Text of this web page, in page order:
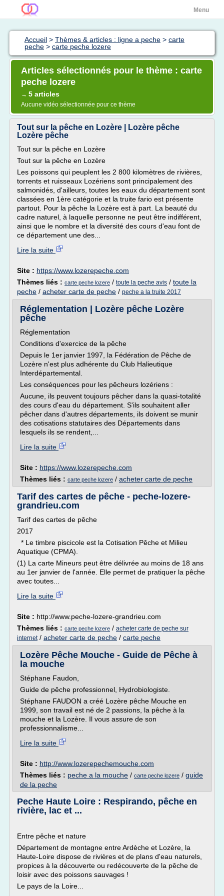
Menu
Accueil > Thèmes & articles : ligne a peche > carte
peche > carte peche lozere
Articles sélectionnés pour le thème : carte
peche lozere
→ 5 articles
Aucune vidéo sélectionnée pour ce thème
Tout sur la pêche en Lozère | Lozère pêche
Lozère pêche
Tout sur la pêche en Lozère
Tout sur la pêche en Lozère
Les poissons qui peuplent les 2 800 kilomètres de rivières,
torrents et ruisseaux Lozériens sont principalement des
salmonidés, d'ailleurs, toutes les eaux du département sont
classées en 1ère catégorie et la truite fario est présente
partout. Pour la pêche la Lozère est à part. La beauté du
cadre naturel, à laquelle personne ne peut être indifférent,
ainsi que le nombre et la diversité des cours d'eau font de
ce département une des...
Lire la suite
Site : https://www.lozerepeche.com
Thèmes liés : carte peche lozere / toute la peche avis / toute la
peche / acheter carte de peche / peche a la truite 2017
Réglementation | Lozère pêche Lozère
pêche
Réglementation
Conditions d'exercice de la pêche
Depuis le 1er janvier 1997, la Fédération de Pêche de
Lozère n'est plus adhérente du Club Halieutique
Interdépartemental.
Les conséquences pour les pêcheurs lozériens :
Aucune, ils peuvent toujours pêcher dans la quasi-totalité
des cours d'eau du département. S'ils souhaitent aller
pêcher dans d'autres départements, ils doivent se munir
des cotisations statutaires des Départements dans
lesquels ils se rendent,...
Lire la suite
Site : https://www.lozerepeche.com
Thèmes liés : carte peche lozere / acheter carte de peche
Tarif des cartes de pêche - peche-lozere-
grandrieu.com
Tarif des cartes de pêche
2017
* Le timbre piscicole est la Cotisation Pêche et Milieu
Aquatique (CPMA).
(1) La carte Mineurs peut être délivrée au moins de 18 ans
au 1er janvier de l'année. Elle permet de pratiquer la pêche
avec toutes...
Lire la suite
Site : http://www.peche-lozere-grandrieu.com
Thèmes liés : carte peche lozere / acheter carte de peche sur
internet/ acheter carte de peche / carte peche
Lozère Pêche Mouche - Guide de Pêche à
la mouche
Stéphane Faudon,
Guide de pêche professionnel, Hydrobiologiste.
Stéphane FAUDON a créé Lozère pêche Mouche en
1999, son travail est né de 2 passions, la pêche à la
mouche et la Lozère. Il vous assure de son
professionnalisme...
Lire la suite
Site : http://www.lozerepechemouche.com
Thèmes liés : peche a la mouche / carte peche lozere / guide
de la peche
Peche Haute Loire : Respirando, pêche en
rivière, lac et ...
Entre pêche et nature
Département de montagne entre Ardèche et Lozère, la
Haute-Loire dispose de rivières et de plans d'eau naturels,
propices à la découverte ou redécouverte de la pêche de
loisir avec des poissons sauvages !
Le pays de la Loire...